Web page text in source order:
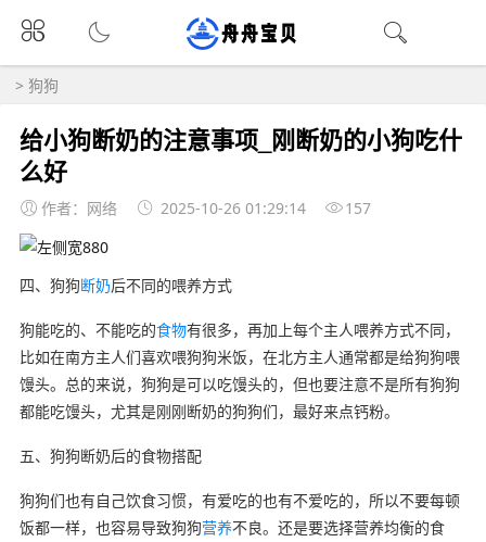
> 狗狗
给小狗断奶的注意事项_刚断奶的小狗吃什
么好
作者：网络 2025-10-26 01:29:14 157
四、狗狗断奶后不同的喂养方式
狗能吃的、不能吃的食物有很多，再加上每个主人喂养方式不同，
比如在南方主人们喜欢喂狗狗米饭，在北方主人通常都是给狗狗喂
馒头。总的来说，狗狗是可以吃馒头的，但也要注意不是所有狗狗
都能吃馒头，尤其是刚刚断奶的狗狗们，最好来点钙粉。
五、狗狗断奶后的食物搭配
狗狗们也有自己饮食习惯，有爱吃的也有不爱吃的，所以不要每顿
饭都一样，也容易导致狗狗营养不良。还是要选择营养均衡的食